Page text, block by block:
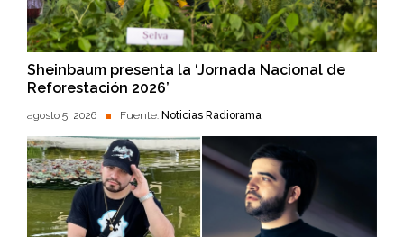
Sheinbaum presenta la ‘Jornada Nacional de
Reforestación 2026’
agosto 5, 2026 Fuente: Noticias Radiorama